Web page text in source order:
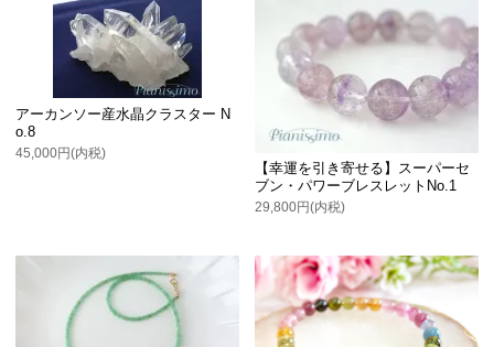
アーカンソー産水晶クラスター N
o.8
45,000円(内税)
【幸運を引き寄せる】スーパーセ
ブン・パワーブレスレットNo.1
29,800円(内税)